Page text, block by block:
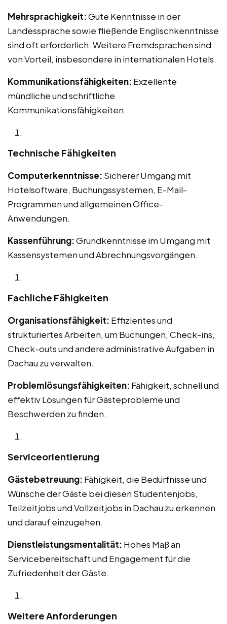
Mehrsprachigkeit:Gute Kenntnisse in der
Landessprache sowie fließende Englischkenntnisse
sind oft erforderlich. Weitere Fremdsprachen sind
von Vorteil, insbesondere in internationalen Hotels.
Kommunikationsfähigkeiten: Exzellente
mündliche und schriftliche
Kommunikationsfähigkeiten.
Technische Fähigkeiten
Computerkenntnisse: Sicherer Umgang mit
Hotelsoftware, Buchungssystemen, E-Mail-
Programmen und allgemeinen Office-
Anwendungen.
Kassenführung:Grundkenntnisse im Umgang mit
Kassensystemen und Abrechnungsvorgängen.
Fachliche Fähigkeiten
Organisationsfähigkeit: Effizientes und
strukturiertes Arbeiten, um Buchungen, Check-ins,
Check-outs und andere administrative Aufgaben in
Dachau zu verwalten.
Problemlösungsfähigkeiten: Fähigkeit, schnell und
effektiv Lösungen für Gästeprobleme und
Beschwerden zu finden.
Serviceorientierung
Gästebetreuung: Fähigkeit, die Bedürfnisse und
Wünsche der Gäste bei diesen Studentenjobs,
Teilzeitjobs und Vollzeitjobs in Dachau zu erkennen
und darauf einzugehen.
Dienstleistungsmentalität: Hohes Maß an
Servicebereitschaft und Engagement für die
Zufriedenheit der Gäste.
Weitere Anforderungen